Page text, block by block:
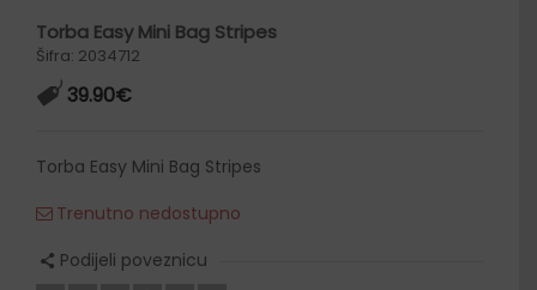
Torba Easy Mini Bag Stripes
Šifra: 2034712
39.90€
Torba Easy Mini Bag Stripes
Trenutno nedostupno
Podijeli poveznicu